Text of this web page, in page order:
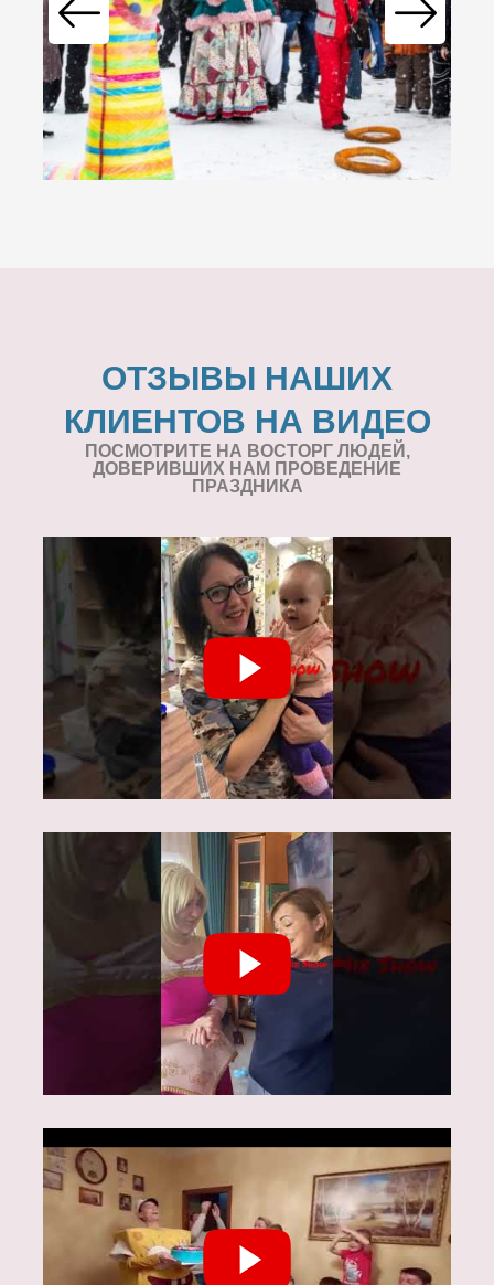
ОТЗЫВЫ НАШИХ
КЛИЕНТОВ НА ВИДЕО
ПОСМОТРИТЕ НА ВОСТОРГ ЛЮДЕЙ,
ДОВЕРИВШИХ НАМ ПРОВЕДЕНИЕ
ПРАЗДНИКА